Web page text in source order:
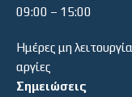
09:00 – 15:00
Ημέρες μη
αργίες
Σημειώσεις